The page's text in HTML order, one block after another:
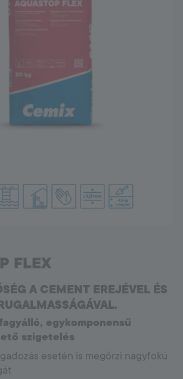
FLEX
A CEMENT EREJÉVEL ÉS
egykomponensű
szigetelés
esetén is megőrzi nagyfokú